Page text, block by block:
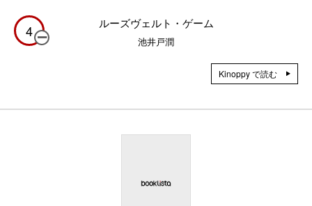
4 ルーズヴェルト・ゲーム
池井戸潤
Kinoppy で読む